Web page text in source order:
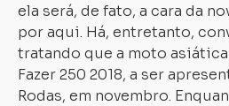
ela será, de fato, a cara da
por aqui. Há, entretanto,
tratando que a moto asiática
Fazer 250 2018, a ser
Rodas, em novembro.